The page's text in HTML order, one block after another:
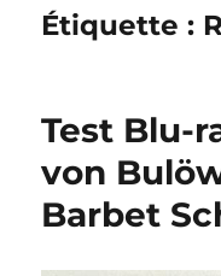
Étiquette :
Test Blu-
von
Barbet